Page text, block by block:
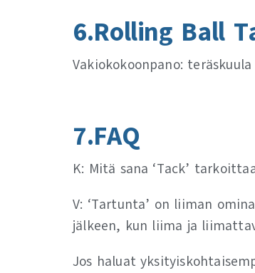
6.Rolling Ball
Vakiokokoonpano:
7.FAQ
K: Mitä sana ‘Tack’
V: ‘Tartunta’ on liiman
jälkeen, kun liima ja
Jos haluat